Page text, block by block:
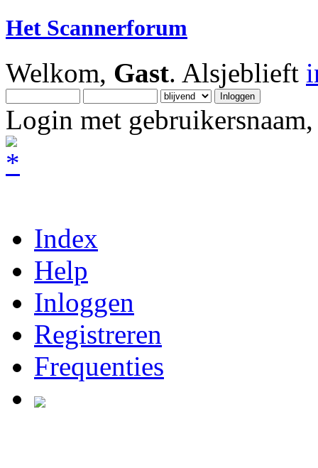
Het Scannerforum
Welkom, Gast. Alsjeblieft
Login met
Index
Help
Inloggen
Registreren
Frequenties